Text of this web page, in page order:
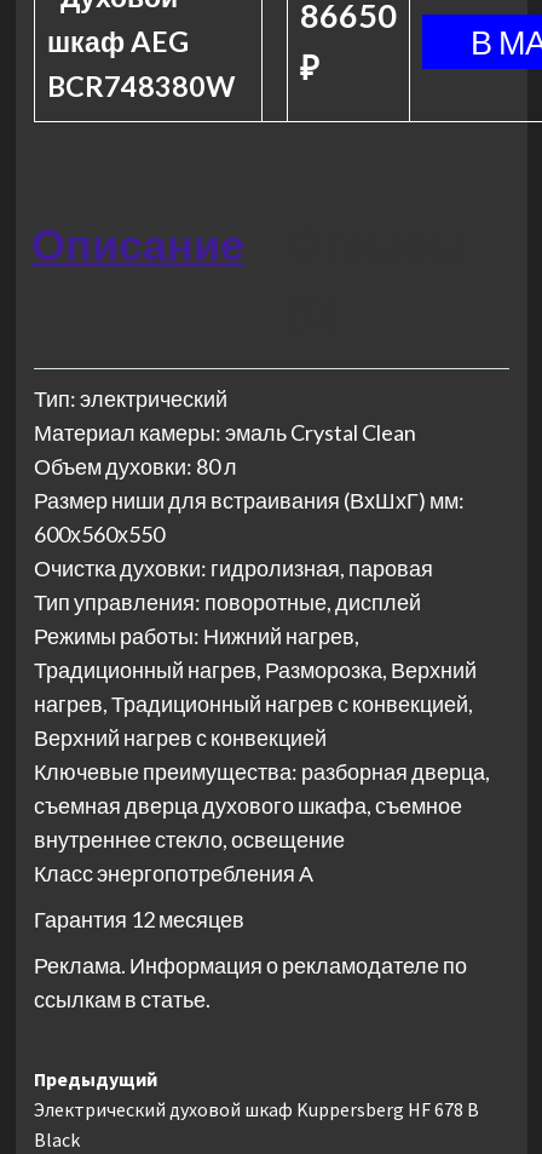
шкаф AEG
BCR748380W
86650
₽
Описание
Тип: электрический
Материал камеры: эмаль Crystal Clean
Объем духовки: 80 л
Размер ниши для встраивания (ВхШхГ) мм:
600х560х550
Очистка духовки: гидролизная, паровая
Тип управления: поворотные, дисплей
Режимы работы: Нижний нагрев,
Традиционный нагрев, Разморозка, Верхний
нагрев, Традиционный нагрев с конвекцией,
Верхний нагрев с конвекцией
Ключевые преимущества: разборная дверца,
съемная дверца духового шкафа, съемное
внутреннее стекло, освещение
Класс энергопотребления А
Гарантия 12 месяцев
Реклама. Информация о рекламодателе по
ссылкам в статье.
Навигация
записи
Предыдущий
Электрический духовой шкаф Kuppersberg HF 678 B
Black